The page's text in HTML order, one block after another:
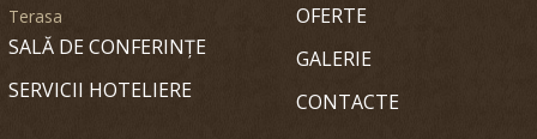
Terasa
SALĂ DE CONFERINȚE
SERVICII HOTELIERE
OFERTE
GALERIE
CONTACTE